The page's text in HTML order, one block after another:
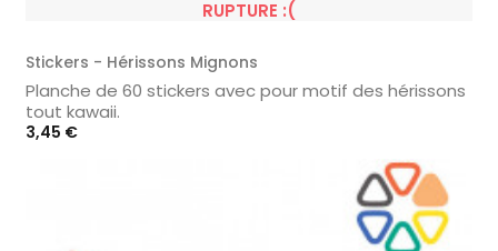
RUPTURE :(
Stickers - Hérissons Mignons
Planche de 60 stickers avec pour motif des hérissons
tout kawaii.
Prix
3,45 €